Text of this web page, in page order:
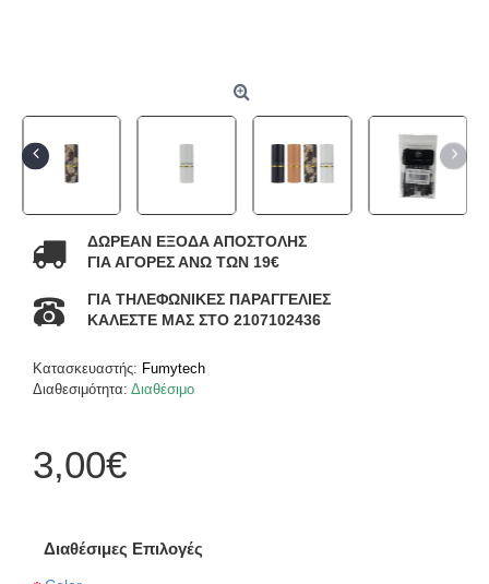
ΔΩΡΕΑΝ ΕΞΟΔΑ ΑΠΟΣΤΟΛΗΣ
ΓΙΑ ΑΓΟΡΕΣ ΑΝΩ ΤΩΝ 19€
ΓΙΑ ΤΗΛΕΦΩΝΙΚΕΣ ΠΑΡΑΓΓΕΛΙΕΣ
ΚΑΛΕΣΤΕ ΜΑΣ ΣΤΟ 2107102436
Κατασκευαστής: Fumytech
Διαθεσιμότητα: Διαθέσιμο
3,00€
Διαθέσιμες Επιλογές